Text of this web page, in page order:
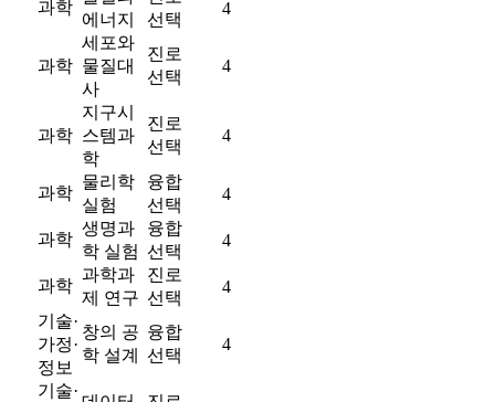
과학
에너지
선택
4
과학
세포와
물질대
사
진로
선택
4
과학
지구시
스템과
학
진로
선택
4
과학
물리학
실험
융합
선택
4
과학
생명과
학 실험
융합
선택
4
과학
과학과
제 연구
진로
선택
4
기술·
가정·
정보
창의 공
학 설계
융합
선택
4
기술·